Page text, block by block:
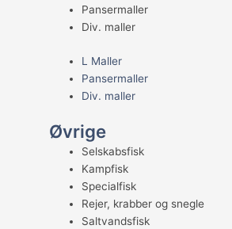
Pansermaller
Div. maller
L Maller
Pansermaller
Div. maller
Øvrige
Selskabsfisk
Kampfisk
Specialfisk
Rejer, krabber og snegle
Saltvandsfisk